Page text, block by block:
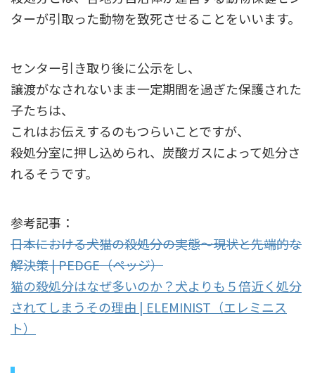
ターが引取った動物を致死させることをいいます。
センター引き取り後に公示をし、
譲渡がなされないまま一定期間を過ぎた保護された
子たちは、
これはお伝えするのもつらいことですが、
殺処分室に押し込められ、炭酸ガスによって処分さ
れるそうです。
参考記事：
日本における犬猫の殺処分の実態～現状と先端的な
解決策 | PEDGE（ペッジ）
猫の殺処分はなぜ多いのか？犬よりも５倍近く処分
されてしまうその理由 | ELEMINIST（エレミニス
ト）